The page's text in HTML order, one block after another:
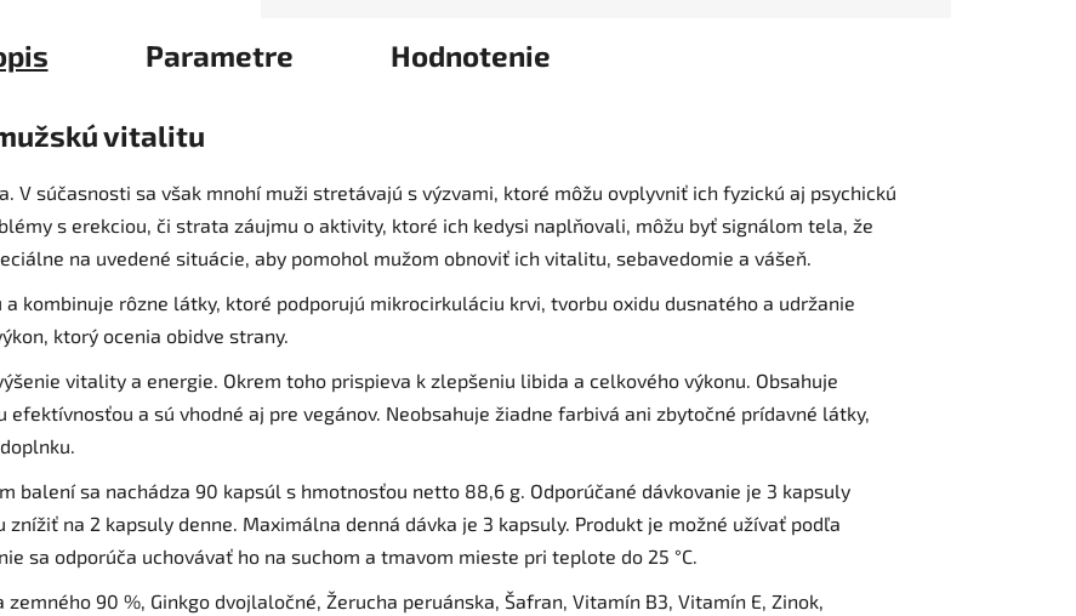
Parametre Hodnotenie
vitalitu
V súčasnosti sa však mnohí muži stretávajú s výzvami, ktoré môžu ovplyvniť ich fyzickú aj psychickú
s erekciou, či strata záujmu o aktivity, ktoré ich kedysi naplňovali, môžu byť signálom tela, že
na uvedené situácie, aby pomohol mužom obnoviť ich vitalitu, sebavedomie a vášeň.
kombinuje rôzne látky, ktoré podporujú mikrocirkuláciu krvi, tvorbu oxidu dusnatého a udržanie
ktorý ocenia obidve strany.
vitality a energie. Okrem toho prispieva k zlepšeniu libida a celkového výkonu. Obsahuje
a sú vhodné aj pre vegánov. Neobsahuje žiadne farbivá ani zbytočné prídavné látky,
balení sa nachádza 90 kapsúl s hmotnosťou netto 88,6 g. Odporúčané dávkovanie je 3 kapsuly
na 2 kapsuly denne. Maximálna denná dávka je 3 kapsuly. Produkt je možné užívať podľa
sa odporúča uchovávať ho na suchom a tmavom mieste pri teplote do 25 °C.
90 %, Ginkgo dvojlaločné, Žerucha peruánska, Šafran, Vitamín B3, Vitamín E, Zinok,